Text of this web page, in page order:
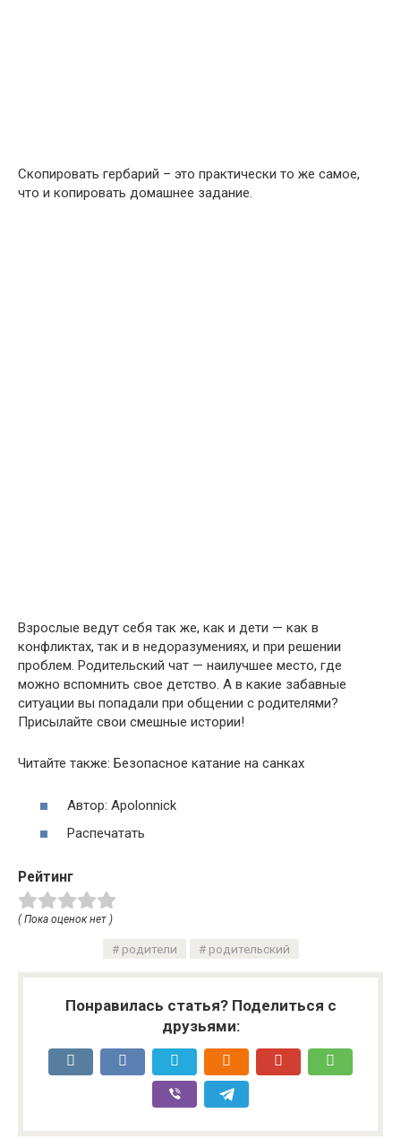
Скопировать гербарий – это практически то же самое,
что и копировать домашнее задание.
Взрослые ведут себя так же, как и дети — как в
конфликтах, так и в недоразумениях, и при решении
проблем. Родительский чат — наилучшее место, где
можно вспомнить свое детство. А в какие забавные
ситуации вы попадали при общении с родителями?
Присылайте свои смешные истории!
Читайте также: Безопасное катание на санках
Автор: Apolonnick
Распечатать
Рейтинг
( Пока оценок нет )
родители родительский
Понравилась статья? Поделиться с
друзьями: